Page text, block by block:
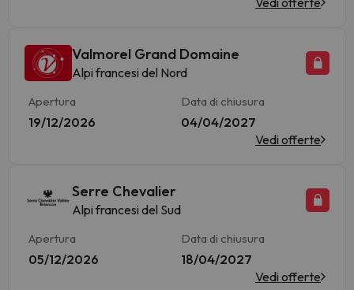
Valmorel Grand Domaine
Alpi francesi del Nord
Apertura
19/12/2026
Data di chiusura
04/04/2027
Vedi offerte
Serre Chevalier
Alpi francesi del Sud
Apertura
05/12/2026
Data di chiusura
18/04/2027
Vedi offerte